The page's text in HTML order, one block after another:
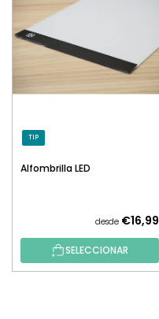
TIP
Alfombrilla LED
desde €16,99
SELECCIONAR